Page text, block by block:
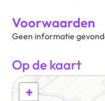
Voorwaarden
Geen informatie
Op de kaart
+